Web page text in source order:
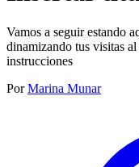
Vamos a seguir estando
dinamizando tus visitas
instrucciones
Por Marina Munar